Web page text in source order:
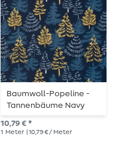
Baumwoll-Popeline -
Tannenbäume Navy
Gold
10,79 € *
1 Meter | 10,79 € / Meter